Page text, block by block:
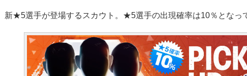
新★5選手が登場するスカウト。★5選手の出現確率は10％となっ